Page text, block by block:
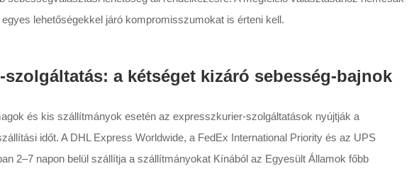
lehetőségekkel járó kompromisszumokat is érteni kell.
szolgáltatás: a kétséget kizáró sebesség-bajnok
és kis szállítmányok esetén az expresszkurier-szolgáltatások nyújtják a
időt. A DHL Express Worldwide, a FedEx International Priority és az UPS
2–7 napon belül szállítja a szállítmányokat Kínából az Egyesült Államok főbb